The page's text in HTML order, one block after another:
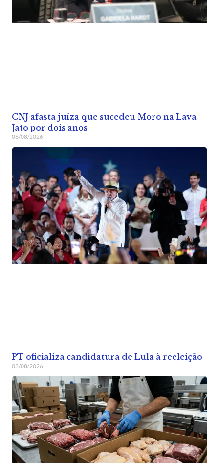
CNJ afasta juíza que sucedeu Moro na Lava
Jato por dois anos
06/08/2026
PT oficializa candidatura de Lula à reeleição
03/08/2026